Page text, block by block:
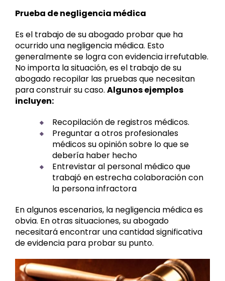
Prueba de negligencia médica
Es el trabajo de su abogado probar que ha
ocurrido una negligencia médica. Esto
generalmente se logra con evidencia irrefutable.
No importa la situación, es el trabajo de su
abogado recopilar las pruebas que necesitan
para construir su caso. Algunos ejemplos
incluyen:
Recopilación de registros médicos.
Preguntar a otros profesionales
médicos su opinión sobre lo que se
debería haber hecho
Entrevistar al personal médico que
trabajó en estrecha colaboración con
la persona infractora
En algunos escenarios, la negligencia médica es
obvia. En otras situaciones, su abogado
necesitará encontrar una cantidad significativa
de evidencia para probar su punto.